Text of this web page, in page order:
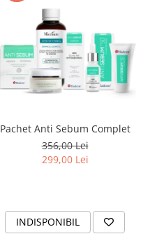
Pachet Anti Sebum Complet
356,00 Lei
299,00 Lei
INDISPONIBIL